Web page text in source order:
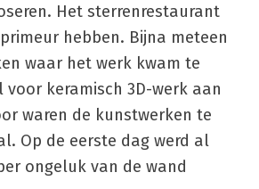
Het sterrenrestaurant
hebben. Bijna meteen
waar het werk kwam te
voor keramisch 3D-werk aan
waren de kunstwerken te
Op de eerste dag werd al
ongeluk van de wand